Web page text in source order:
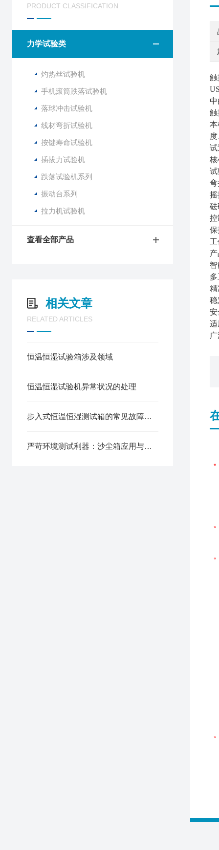
PRODUCT CLASSIFICATION
力学试验类
灼热丝试验机
手机滚筒跌落试验机
落球冲击试验机
线材弯折试验机
按键寿命试验机
插拔力试验机
跌落试验机系列
振动台系列
拉力机试验机
查看全部产品
相关文章
RELATED ARTICLES
恒温恒湿试验箱涉及领域
恒温恒湿试验机异常状况的处理
步入式恒温恒湿测试箱的常见故障相应解决方法分享
严苛环境测试利器：沙尘箱应用与维护全解
触
触
本
试
核
试
弯
摇
砝
控
保
精
稳
安
适